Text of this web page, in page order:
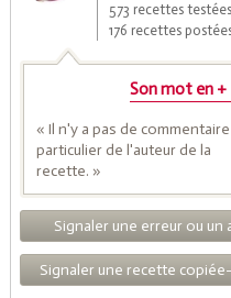
573 recettes testées
176 recettes
Son mot en +
« Il n'y a pas de commentaire
particulier de l'auteur de la
recette. »
Signaler une erreur ou un
Signaler une recette